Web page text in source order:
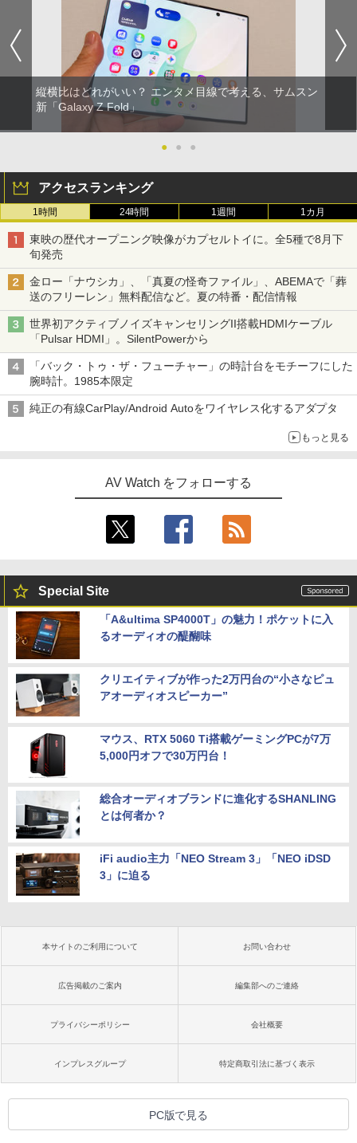
縦横比はどれがいい？ エンタメ目線で考える、サムスン
新「Galaxy Z Fold」
● ● ●
アクセスランキング
1時間 24時間 1週間 1カ月
東映の歴代オープニング映像がカプセルトイに。全5種で8月下
旬発売
金ロー「ナウシカ」、「真夏の怪奇ファイル」、ABEMAで「葬
送のフリーレン」無料配信など。夏の特番・配信情報
世界初アクティブノイズキャンセリングII搭載HDMIケーブル
「Pulsar HDMI」。SilentPowerから
「バック・トゥ・ザ・フューチャー」の時計台をモチーフにした
腕時計。1985本限定
純正の有線CarPlay/Android Autoをワイヤレス化するアダプタ
もっと見る
AV Watch をフォローする
Special Site
「A&ultima SP4000T」の魅力！ポケットに入
るオーディオの醍醐味
クリエイティブが作った2万円台の“小さなピュ
アオーディオスピーカー”
マウス、RTX 5060 Ti搭載ゲーミングPCが7万
5,000円オフで30万円台！
総合オーディオブランドに進化するSHANLING
とは何者か？
iFi audio主力「NEO Stream 3」「NEO iDSD
3」に迫る
本サイトのご利用について お問い合わせ
広告掲載のご案内 編集部へのご連絡
プライバシーポリシー 会社概要
インプレスグループ 特定商取引法に基づく表示
PC版で見る